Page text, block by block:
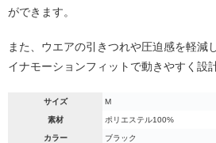
ができます。
また、ウエアの引きつれや圧迫感を軽減
イナモーションフィットで動きやすく設
サイズ M
素材 ポリエステル100%
カラー ブラック